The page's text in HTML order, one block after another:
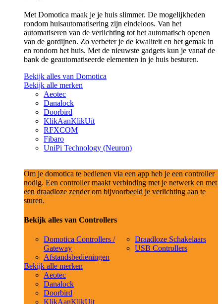
Met Domotica maak je je huis slimmer. De mogelijkheden
rondom huisautomatisering zijn eindeloos. Van het
automatiseren van de verlichting tot het automatisch openen
van de gordijnen. Zo verbeter je de kwaliteit en het gemak in
en rondom het huis. Met de nieuwste gadgets kun je vanaf de
bank de geautomatiseerde elementen in je huis besturen.
Bekijk alles van Domotica
Bekijk alle merken
Aeotec
Danalock
Doorbird
KlikAanKlikUit
RFXCOM
Fibaro
UniPi Technology (Neuron)
Om je domotica te bedienen via een app heb je een controller
nodig. Een controller maakt verbinding met je netwerk en met
een draadloze zender om bijvoorbeeld je verlichting aan te
sturen.
Bekijk alles van Controllers
Domotica Controllers /
Gateway
Afstandsbedieningen
Draadloze Schakelaars
USB Controllers
Bekijk alle merken
Aeotec
Danalock
Doorbird
KlikAanKlikUit